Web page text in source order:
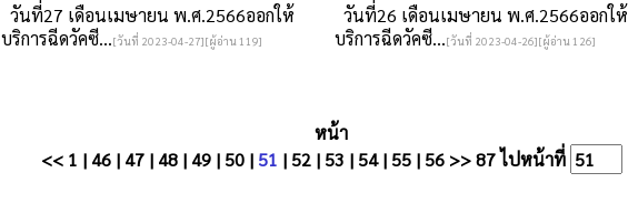
วันที่27 เดือนเมษายน พ.ศ.2566ออกให้
บริการฉีดวัคซี...[วันที่ 2023-04-27][ผู้อ่าน 119]
วันที่26 เดือนเมษายน พ.ศ.2566ออกให้
บริการฉีดวัคซี...[วันที่ 2023-04-26][ผู้อ่าน 126]
หน้า
<< 1 | 46| 47| 48| 49| 50| 51 | 52| 53 | 54| 55| 56 >> 87ไปหน้าที่